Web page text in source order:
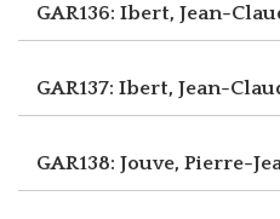
GAR136: Ibert, Jean-
GAR137: Ibert, Jean-
GAR138: Jouve, Pierre-